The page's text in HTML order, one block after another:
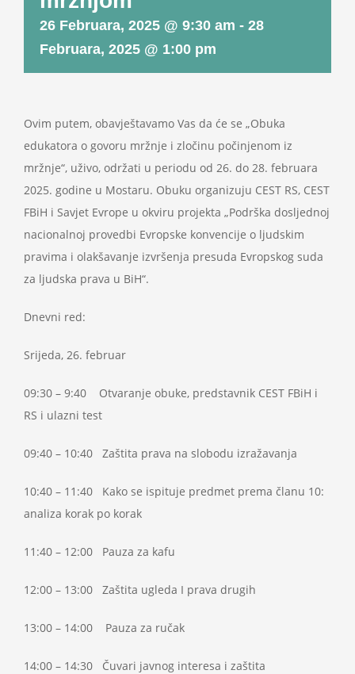
Kontakt
Search
for:
26 Februara, 2025 @ 9:30 am - 28
Februara, 2025 @ 1:00 pm
Ovim putem, obavještavamo Vas da će se „Obuka
edukatora o govoru mržnje i zločinu počinjenom iz
mržnje“, uživo, održati u periodu od 26. do 28. februara
2025. godine u Mostaru. Obuku organizuju CEST RS, CEST
FBiH i Savjet Evrope u okviru projekta „Podrška dosljednoj
nacionalnoj provedbi Evropske konvencije o ljudskim
pravima i olakšavanje izvršenja presuda Evropskog suda
za ljudska prava u BiH“.
Dnevni red:
Srijeda, 26. februar
09:30 – 9:40 Otvaranje obuke, predstavnik CEST FBiH i
RS i ulazni test
09:40 – 10:40 Zaštita prava na slobodu izražavanja
10:40 – 11:40 Kako se ispituje predmet prema članu 10:
analiza korak po korak
11:40 – 12:00 Pauza za kafu
12:00 – 13:00 Zaštita ugleda I prava drugih
13:00 – 14:00 Pauza za ručak
14:00 – 14:30 Čuvari javnog interesa i zaštita